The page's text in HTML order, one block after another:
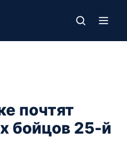
почтят
бойцов 25-й